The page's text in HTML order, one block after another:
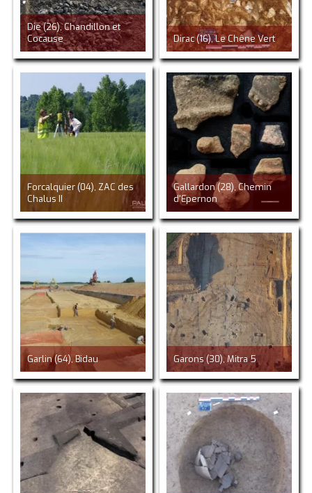
Die (26), Chandillon et
Cocause
Dirac (16), Le Chêne Vert
Forcalquier (04), ZAC des
Chalus II
Gallardon (28), Chemin
d'Epernon
Garlin (64), Bidau Garons (30), Mitra 5